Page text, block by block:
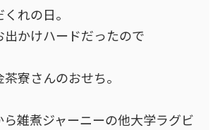
れの日。
出かけハードだったので
寮さんのおせち。
ら雑煮ジャーニーの他大学ラグビ